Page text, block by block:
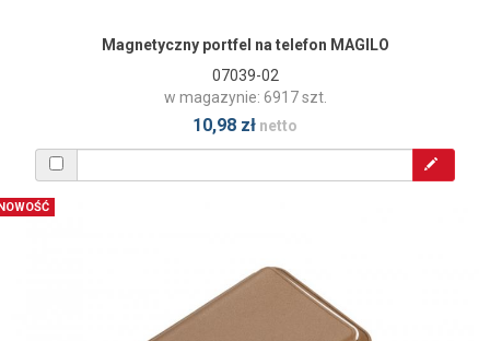
Magnetyczny portfel na telefon MAGILO
07039-02
w magazynie: 6917 szt.
10,98 zł netto